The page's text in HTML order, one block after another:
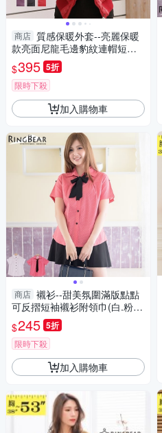
商店 質感保暖外套--亮麗保暖
款亮面尼龍毛邊豹紋連帽短版
鋪棉外套(黑.紅.紫M-L)-J64眼
圈熊中大尺碼
$395 5折
限時下殺
加入購物車
商店 襯衫--甜美氛圍滿版點點
可反摺短袖襯衫附領巾(白.粉M-
2L)-H105眼圈熊中大尺碼
$245 5折
限時下殺
加入購物車